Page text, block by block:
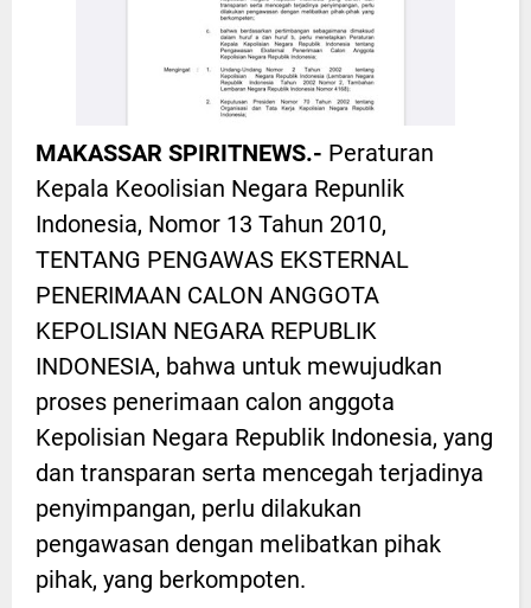
MAKASSAR SPIRITNEWS.- Peraturan
Kepala Keoolisian Negara Repunlik
Indonesia, Nomor 13 Tahun 2010,
TENTANG PENGAWAS EKSTERNAL
PENERIMAAN CALON ANGGOTA
KEPOLISIAN NEGARA REPUBLIK
INDONESIA, bahwa untuk mewujudkan
proses penerimaan calon anggota
Kepolisian Negara Republik Indonesia, yang
dan transparan serta mencegah terjadinya
penyimpangan, perlu dilakukan
pengawasan dengan melibatkan pihak
pihak, yang berkompoten.